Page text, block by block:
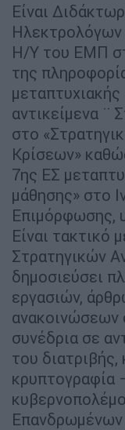
Είναι
Η/Υ του ΕΜΠ
της
αντικείμενα ¨
στο
Κρίσεων»
7ης ΕΣ
μάθησης» στο
Επιμόρφωσης,
Είναι τακτικό
Στρατηγικών
δημοσιεύσει
εργασιών,
ανακοινώσεων
συνέδρια σε
του
κρυπτογραφία